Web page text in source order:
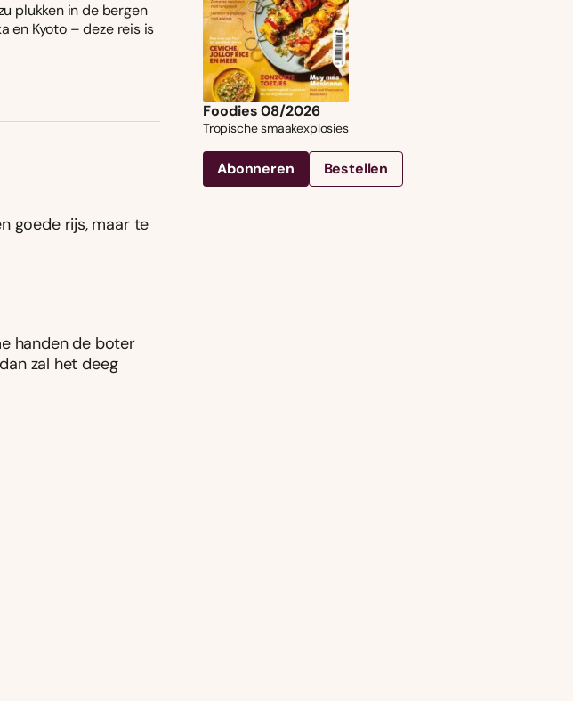
plukken in de bergen
en Kyoto – deze reis is
goede rijs, maar te
handen de boter
zal het deeg
Foodies 08/2026
Tropische smaakexplosies
Abonneren Bestellen